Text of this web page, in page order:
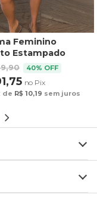
Feminino
Estampado
Tucano
Marrom
40% OFF
no Pix
de R$ 10,19 sem juros